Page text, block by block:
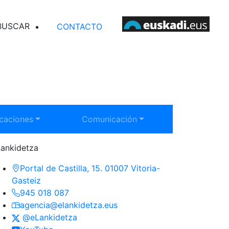
EN ELANKIDETZA
CONTACTO
submenú: Mostrar submenú:
Comunicación
Portal de Castilla, 15. 01007 Vitoria-
Gasteiz
945 018 087
agencia@elankidetza.eus
@eLankidetza